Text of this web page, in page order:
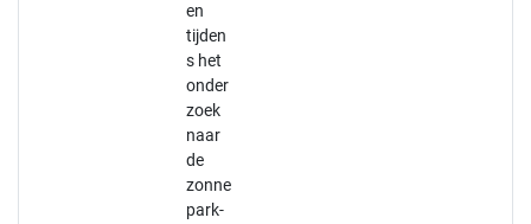
en
tijden
s het
onder
zoek
naar
de
zonne
park-